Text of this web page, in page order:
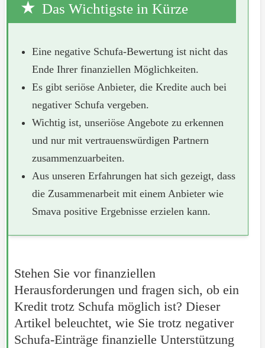
Das Wichtigste in Kürze
Eine negative Schufa-Bewertung ist nicht das
Ende Ihrer finanziellen Möglichkeiten.
Es gibt seriöse Anbieter, die Kredite auch bei
negativer Schufa vergeben.
Wichtig ist, unseriöse Angebote zu erkennen
und nur mit vertrauenswürdigen Partnern
zusammenzuarbeiten.
Aus unseren Erfahrungen hat sich gezeigt, dass
die Zusammenarbeit mit einem Anbieter wie
Smava positive Ergebnisse erzielen kann.
Stehen Sie vor finanziellen
Herausforderungen und fragen sich, ob ein
Kredit trotz Schufa möglich ist? Dieser
Artikel beleuchtet, wie Sie trotz negativer
Schufa-Einträge finanzielle Unterstützung